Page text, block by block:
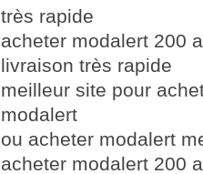
très rapide
acheter modalert 200
livraison très rapide
meilleur site pour
modalert
ou acheter modalert
acheter modalert 200